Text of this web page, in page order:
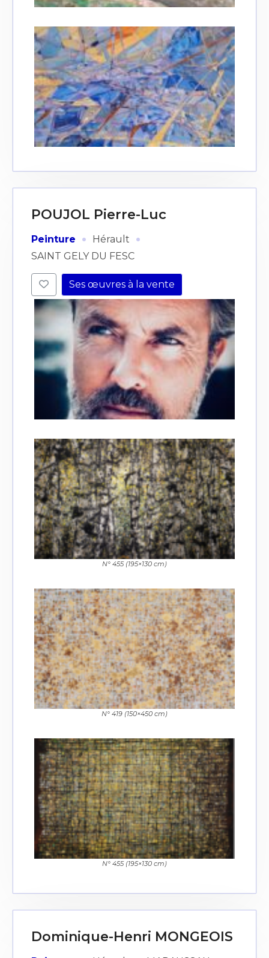
POUJOL Pierre-Luc
Peinture · Hérault ·
SAINT GELY DU FESC
Ses œuvres à la vente
N° 455 (195×130 cm)
N° 419 (150×450 cm)
N° 455 (195×130 cm)
Dominique-Henri MONGEOIS